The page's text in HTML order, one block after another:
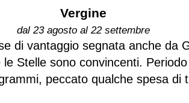
Vergine
dal 23 agosto al 22 settembre
di vantaggio segnata anche da
Stelle sono convincenti.
peccato qualche spesa di